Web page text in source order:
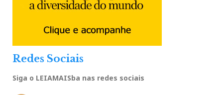
Redes Sociais
Siga o LEIAMAISba nas redes sociais